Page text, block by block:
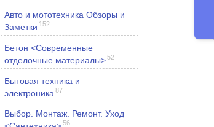
Авто и мототехника Обзоры и
Заметки 152
Бетон <Современные
отделочные материалы>52
Бытовая техника и
электроника 87
Выбор. Монтаж. Ремонт. Уход
56